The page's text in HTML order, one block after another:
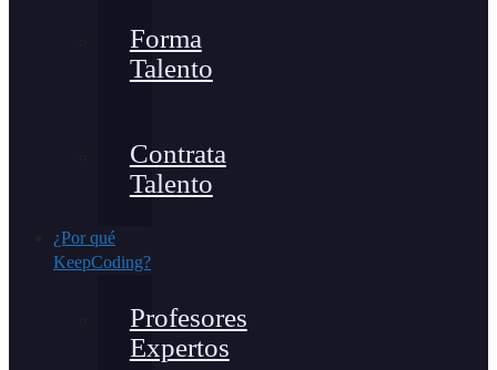
Forma
Talento
Contrata
Talento
¿Por qué
KeepCoding?
Profesores
Expertos